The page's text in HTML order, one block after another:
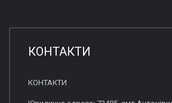
КОНТАКТИ
КОНТАКТИ